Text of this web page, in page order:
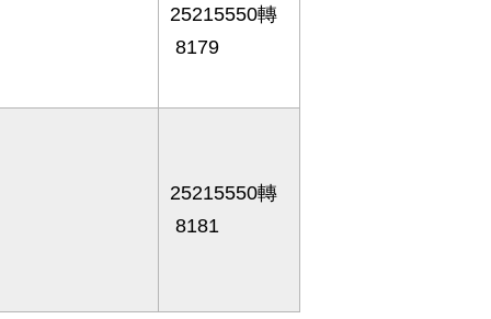
25215550轉
8179
25215550轉
8181